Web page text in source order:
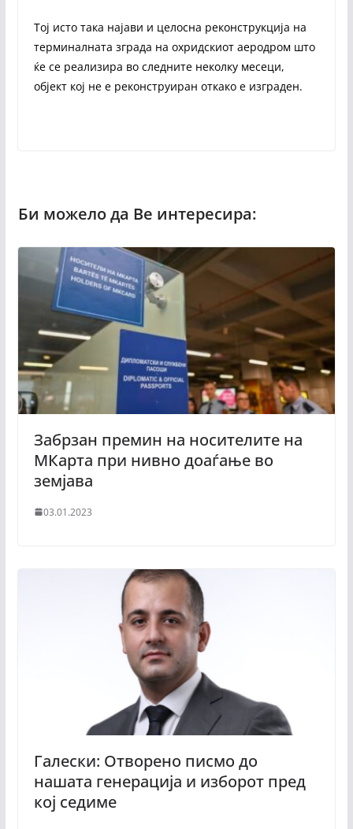
Тој исто така најави и целосна реконструкција на
терминалната зграда на охридскиот аеродром што
ќе се реализира во следните неколку месеци,
објект кој не е реконструиран откако е изграден.
Забрзан премин на носителите на
МКарта при нивно доаѓање во
земјава
03.01.2023
Галески: Отворено писмо до
нашата генерација и изборот пред
кој седиме